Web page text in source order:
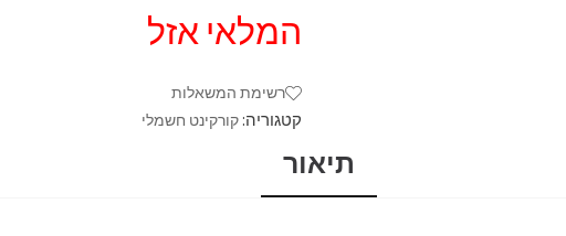
המלאי אזל
רשימת המשאלות
קטגוריה: קורקינט חשמלי
תיאור